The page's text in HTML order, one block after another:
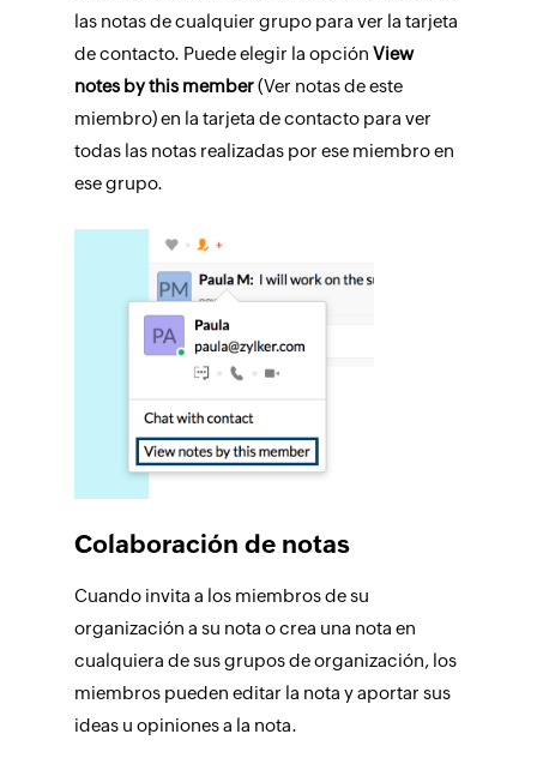
las notas de cualquier grupo para ver la tarjeta
de contacto. Puede elegir la opciónView
notes by this member(Ver notas de este
miembro) en la tarjeta de contacto para ver
todas las notas realizadas por ese miembro en
ese grupo.
Colaboración de notas
Cuando invita a los miembros de su
organización a su nota o crea una nota en
cualquiera de sus grupos de organización, los
miembros pueden editar la nota y aportar sus
ideas u opiniones a la nota.